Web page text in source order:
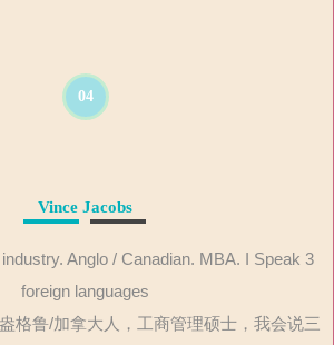
04
Vince Jacobs
Anglo / Canadian. MBA. I Speak 3
foreign languages
格鲁/加拿大人，工商管理硕士，我会说三